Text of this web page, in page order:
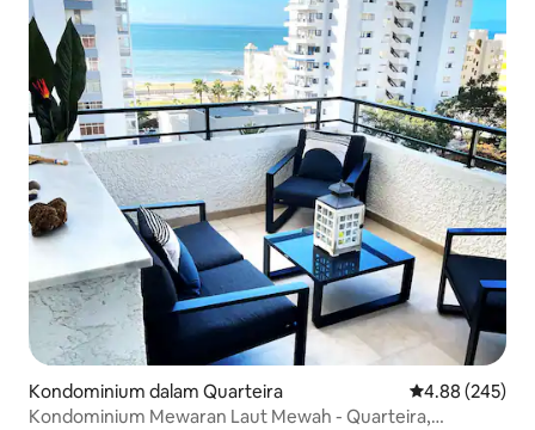
Kondominium dalam Quarteira Penarafan
4.88 (245)
Kondominium Mewaran Laut Mewah - Quarteira,